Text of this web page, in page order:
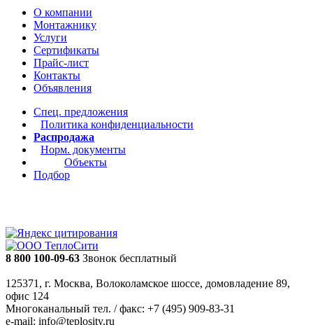
О компании
Монтажнику
Услуги
Сертификаты
Прайс-лист
Контакты
Объявления
Спец. предложения
Политика конфиденциальности
Распродажа
Норм. документы
Объекты
Подбор
8 800 100-09-63 Звонок бесплатный
125371, г. Москва, Волоколамское шоссе, домовладение 89,
офис 124
Многоканальный тел. / факс: +7 (495) 909-83-31
e-mail: info@teplosity.ru